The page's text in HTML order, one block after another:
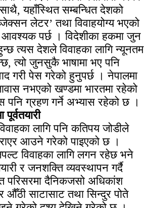
यहाँस्थित सम्बन्धित देशको
लेटर’ तथा विवाहयोग्य भएको
आवश्यक पर्छ । विदेशीका हकमा जुन
त्यस देशले विवाहका लागि न्यूनतम
त्यो जुनसुकै भाषामा भए पनि
गरी पेस गरेको हुनुपर्छ । नेपालमा
नभएको खण्डमा भारतमा रहेको
पनि ग्रहण गर्ने अभ्यास रहेको छ ।
लागि पनि कतिपय जोडीले
आउने गरेको पाइएको छ ।
विवाहका लागि लगन रहेछ भने
र जनशक्ति व्यवस्थापन गर्दै
दैनिकजसो अधिकांश
औँठी साटासाट तथा सिन्दुर पोते